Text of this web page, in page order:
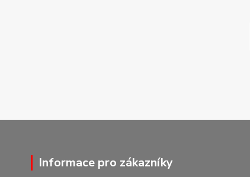
Informace pro zákazníky